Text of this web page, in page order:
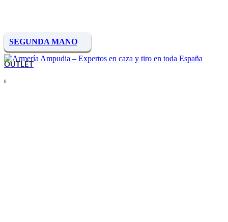
SEGUNDA MANO
OUTLET
0